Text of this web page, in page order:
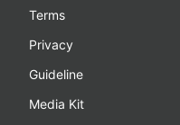
Terms
Privacy
Guideline
Media Kit